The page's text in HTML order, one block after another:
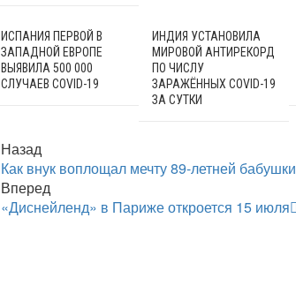
ИСПАНИЯ ПЕРВОЙ В
ЗАПАДНОЙ ЕВРОПЕ
ВЫЯВИЛА 500 000
СЛУЧАЕВ COVID-19
ИНДИЯ УСТАНОВИЛА
МИРОВОЙ АНТИРЕКОРД
ПО ЧИСЛУ
ЗАРАЖЁННЫХ COVID-19
ЗА СУТКИ
Назад
Как внук воплощал мечту 89-летней бабушки
Вперед
«Диснейленд» в Париже откроется 15 июля